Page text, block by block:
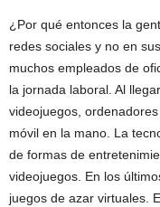
¿Por qué entonces la
redes sociales y no en
muchos empleados de
la jornada laboral. Al
videojuegos,
móvil en la mano. La
de formas de
videojuegos. En los
juegos de azar virtuales.